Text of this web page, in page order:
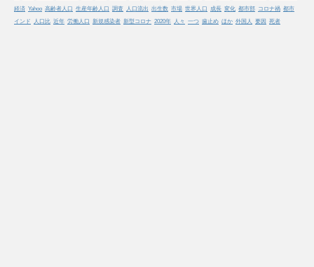
経済 Yahoo 高齢者人口 生産年齢人口 調査 人口流出 出生数 市場 世界人口 成長 変化 都市部 コロナ禍 都市
インド
人口比 近年 労働人口 新規感染者 新型コロナ 2020年 人々 一つ 歯止め ほか 外国人 要因 死者